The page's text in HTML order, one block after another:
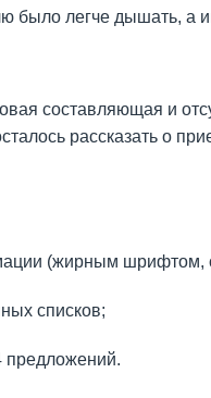
было легче дышать, а
составляющая и
рассказать о
(жирным шрифтом,
списков;
предложений.